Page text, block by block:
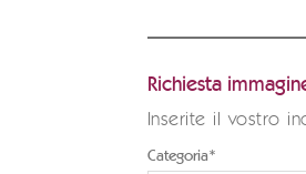
Richiesta
Inserite il vostro
Categoria*